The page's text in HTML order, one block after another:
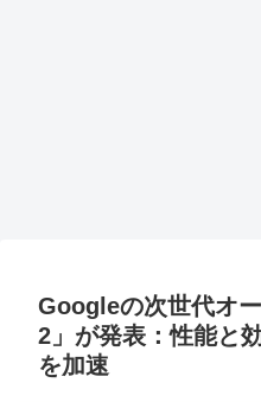
Googleの次世代オ
2」が発表：性能と
を加速